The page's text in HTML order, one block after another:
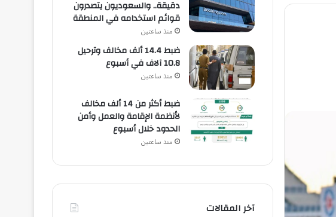
دقيقة.. والسعوديون يتصدرون
قوائم استخدامه في المنطقة
منذ ساعتين
ضبط 14.4 ألف مخالف وترحيل
10.8 آلاف في أسبوع
منذ ساعتين
ضبط أكثر من 14 ألف مخالف
لأنظمة الإقامة والعمل وأمن
الحدود خلال أسبوع
منذ ساعتين
آخر المقالات